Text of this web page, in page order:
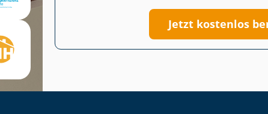
Jetzt kostenlos